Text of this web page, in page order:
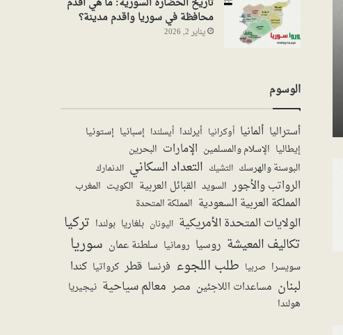
محافظة في سوريا واقدم مدينة؟
يناير 2, 2026
الوسوم
أستراليا ألمانيا أوكرانيا أيرلندا أيسلندا إسبانيا إستونيا
إيطاليا الإسلام والمسلمين الإمارات البحرين
البوسنة والهرسك التشيك التعداد السكاني الدنمارك
الرواتب والأجور السويد القبائل العربية الكويت المغرب
المملكة العربية السعودية المملكة المتحدة
الولايات المتحدة الأمريكية اليونان بلغاريا بولندا تركيا
تكاليف المعيشة روسيا رومانيا سلطنة عمان سوريا
سويسرا صربيا طلب اللجوء فرنسا قطر كرواتيا كندا
لبنان مساعدات اللاجئين مصر معالم سياحية نيجيريا
هولندا